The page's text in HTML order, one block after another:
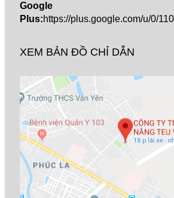
Google
Plus:https://plus.google.com/u/0/
XEM BẢN ĐỒ CHỈ DẪN